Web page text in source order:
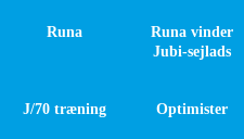
Runa
Runa vinder
Jubi-sejlads
J/70 træning Optimister